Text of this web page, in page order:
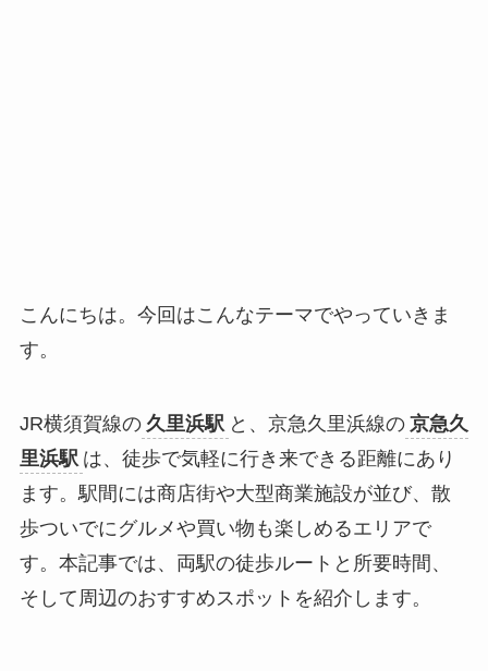
こんにちは。今回はこんなテーマでやっていきま
す。
JR横須賀線の 久里浜駅 と、京急久里浜線の 京急久
里浜駅 は、徒歩で気軽に行き来できる距離にあり
ます。駅間には商店街や大型商業施設が並び、散
歩ついでにグルメや買い物も楽しめるエリアで
す。本記事では、両駅の徒歩ルートと所要時間、
そして周辺のおすすめスポットを紹介します。